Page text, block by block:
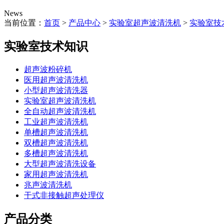
News
当前位置： 首页 > 产品中心 > 实验室超声波清洗机 > 实验室技
实验室技术知识
超声波粉碎机
医用超声波清洗机
小型超声波清洗器
实验室超声波清洗机
全自动超声波清洗机
工业超声波清洗机
单槽超声波清洗机
双槽超声波清洗机
多槽超声波清洗机
大型超声波清洗设备
家用超声波清洗机
兆声波清洗机
干式非接触超声处理仪
产品分类